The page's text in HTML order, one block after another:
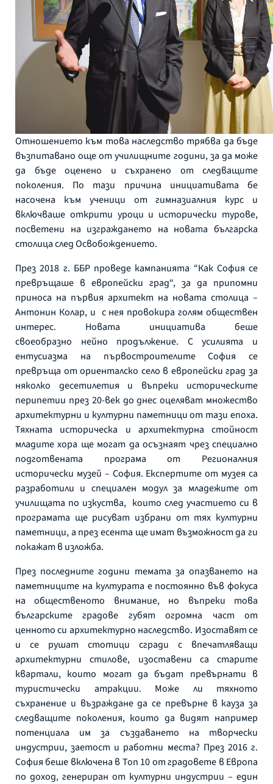
Отношението към това наследство трябва да бъде
възпитавано още от училищните години, за да може
да бъде оценено и съхранено от следващите
поколения. По тази причина инициативата бе
насочена към ученици от гимназиалния курс и
включваше открити уроци и исторически турове,
посветени на изграждането на новата българска
столица след Освобождението.
През 2018 г. ББР проведе кампанията “Как София се
превръщаше в европейски град“, за да припомни
приноса на първия архитект на новата столица –
Антонин Колар, и с нея провокира голям обществен
интерес. Новата инициатива беше
своеобразно нейно продължение. С усилията и
ентусиазма на първостроителите София се
превръща от ориенталско село в европейски град за
няколко десетилетия и въпреки историческите
перипетии през 20-век до днес оцеляват множество
архитектурни и културни паметници от тази епоха.
Тяхната историческа и архитектурна стойност
младите хора ще могат да осъзнаят чрез специално
подготвената програма от Регионалния
исторически музей – София. Експертите от музея са
разработили и специален модул за младежите от
училищата по изкуства, които след участието си в
програмата ще рисуват избрани от тях културни
паметници, а през есента ще имат възможност да ги
покажат в изложба.
През последните години темата за опазването на
паметниците на културата е постоянно във фокуса
на общественото внимание, но въпреки това
българските градове губят огромна част от
ценното си архитектурно наследство. Изоставят се
и се рушат стотици сгради с впечатляващи
архитектурни стилове, изоставени са старите
квартали, които могат да бъдат превърнати в
туристически атракции. Може ли тяхното
съхранение и възраждане да се превърне в кауза за
следващите поколения, които да видят например
потенциала им за създаването на творчески
индустрии, заетост и работни места? През 2016 г.
София беше включена в Топ 10 от градовете в Европа
по доход, генериран от културни индустрии – един